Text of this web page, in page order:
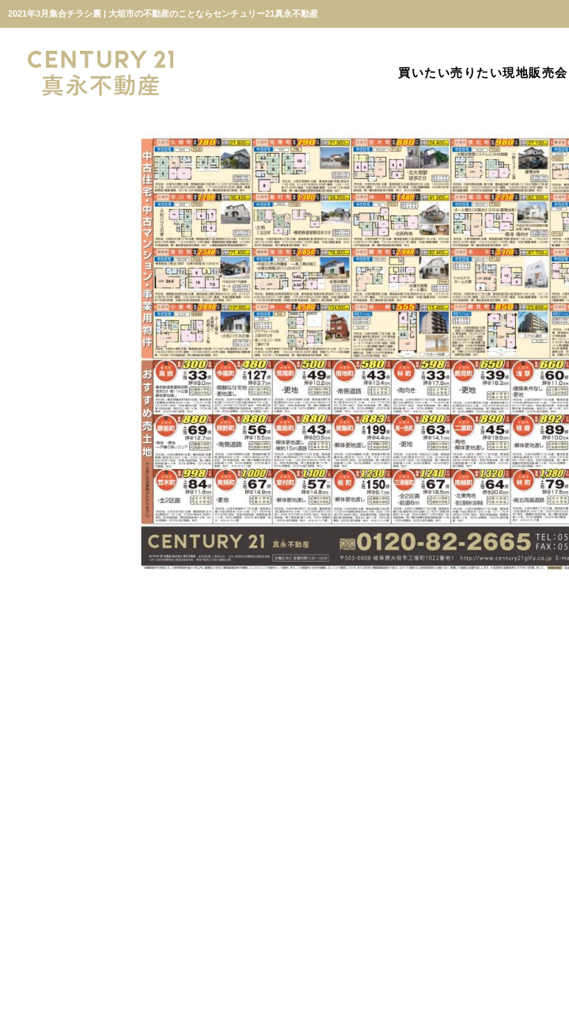
2021年3月集合チラシ裏 | 大垣市の不動産のことならセンチュリー21真永不動産
買いたい売りたい現地販売会